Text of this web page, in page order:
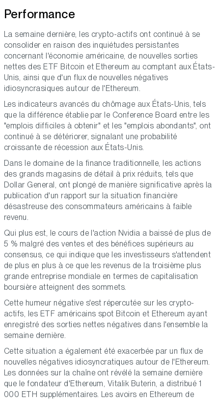
Performance
La semaine dernière, les crypto-actifs ont continué à se
consolider en raison des inquiétudes persistantes
concernant l'économie américaine, de nouvelles sorties
nettes des ETF Bitcoin et Ethereum au comptant aux États-
Unis, ainsi que d'un flux de nouvelles négatives
idiosyncrasiques autour de l'Ethereum.
Les indicateurs avancés du chômage aux États-Unis, tels
que la différence établie par le Conference Board entre les
"emplois difficiles à obtenir" et les "emplois abondants", ont
continué à se détériorer, signalant une probabilité
croissante de récession aux États-Unis.
Dans le domaine de la finance traditionnelle, les actions
des grands magasins de détail à prix réduits, tels que
Dollar General, ont plongé de manière significative après la
publication d'un rapport sur la situation financière
désastreuse des consommateurs américains à faible
revenu.
Qui plus est, le cours de l'action Nvidia a baissé de plus de
5 % malgré des ventes et des bénéfices supérieurs au
consensus, ce qui indique que les investisseurs s'attendent
de plus en plus à ce que les revenus de la troisième plus
grande entreprise mondiale en termes de capitalisation
boursière atteignent des sommets.
Cette humeur négative s'est répercutée sur les crypto-
actifs, les ETF américains spot Bitcoin et Ethereum ayant
enregistré des sorties nettes négatives dans l'ensemble la
semaine dernière.
Cette situation a également été exacerbée par un flux de
nouvelles négatives idiosyncratiques autour de l'Ethereum.
Les données sur la chaîne ont révélé la semaine dernière
que le fondateur d'Ethereum, Vitalik Buterin, a distribué 1
000 ETH supplémentaires. Les avoirs en Ethereum de